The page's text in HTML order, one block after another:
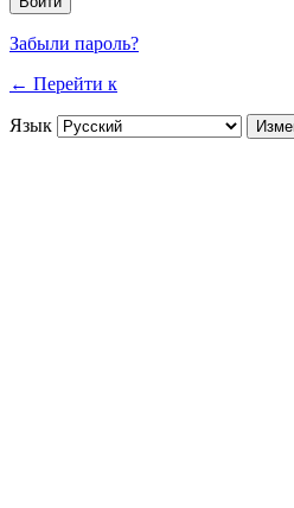
Забыли пароль?
← Перейти к
Язык